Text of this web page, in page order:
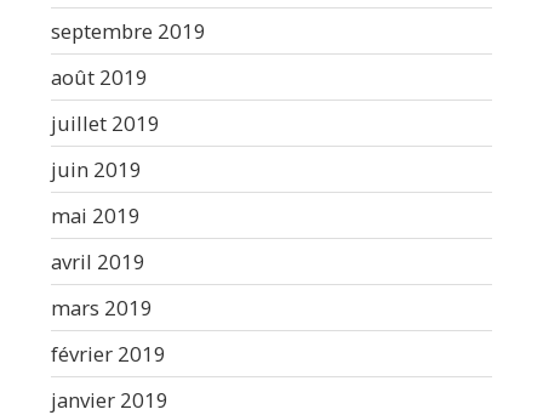
septembre 2019
août 2019
juillet 2019
juin 2019
mai 2019
avril 2019
mars 2019
février 2019
janvier 2019